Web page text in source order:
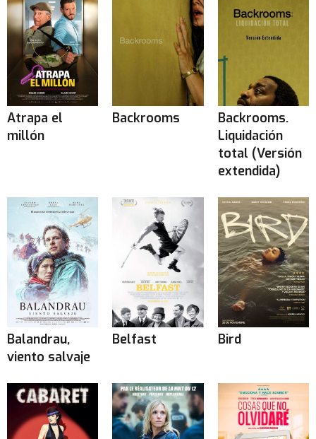
Atrapa el
millón
Backrooms
Backrooms.
Liquidación
total (Versión
extendida)
Balandrau,
viento salvaje
Belfast Bird